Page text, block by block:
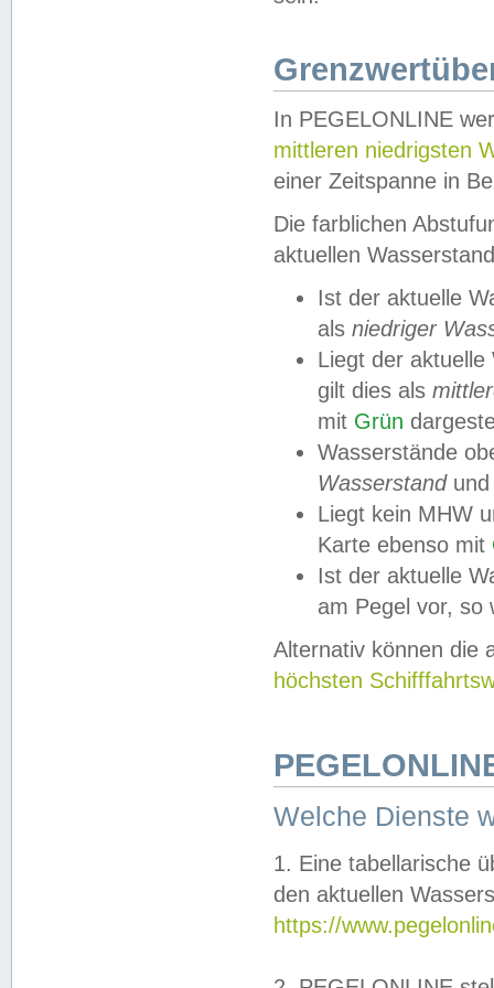
In PEGELONLINE
mittleren niedrigsten
einer Zeitspanne in
Die farblichen
aktuellen
Ist der aktuelle
als niedriger
Liegt der
gilt dies als
mit Grün
Wasserstände
Wasserstandund
Liegt kein MHW
Karte ebenso mit
Ist der aktuelle
am Pegel vor,
Alternativ können die
höchsten
Welche Dienste
1. Eine tabellarische
den aktuellen
https://